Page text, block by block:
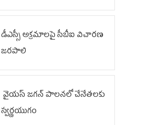
వైయ‌స్ఆర్‌సీపీ మహిళా విభాగం
డీఎస్సీ అక్రమాలపై సీబీఐ విచారణ
జరపాలి
వైయ‌స్ జగన్ పాలనలో చేనేతలకు
స్వర్ణయుగం